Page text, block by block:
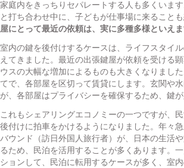
家庭内をきっちりセパレートする人も多くいま
と打ち合わせ中に、子どもが仕事場に来ることも
屋にとって最近の依頼は、実に多種多様といえま
室内の鍵を後付けするケースは、ライフスタイ
えてきました。最近の出張鍵屋が依頼を受ける
ウスの大幅な増加によるものも大きくなりまし
てで、各部屋を区切って賃貸にします。玄関や
が、各部屋はプライバシーを確保するため、鍵が
これもシェアリングエコノミーの一つですが、
後付けに拍車をかけるようになりました。年々
バウンド（訪日外国人旅行者）が、日本の生活
るため、民泊を活用することが多くあります。
ションして、民泊に転用するケースが多く、室